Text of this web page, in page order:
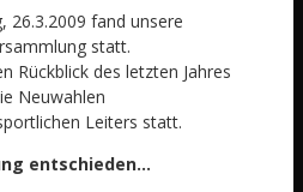
26.3.2009 fand unsere
statt.
Rückblick des letzten Jahres
Neuwahlen
Leiters statt.
entschieden…